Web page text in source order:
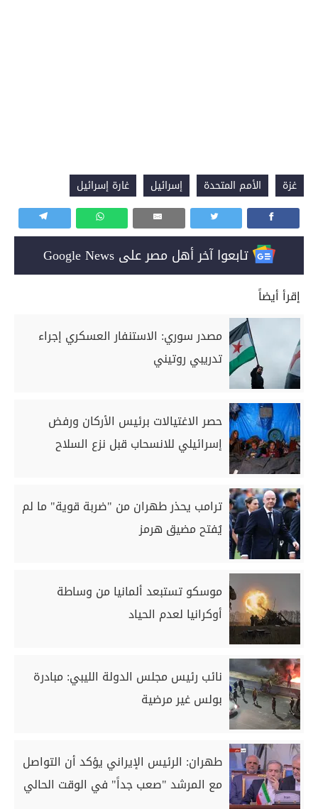
غزة الأمم المتحدة إسرائيل غارة إسرائيل
تابعوا آخر أهل مصر على Google News
إقرأ أيضاً
مصدر سوري: الاستنفار العسكري إجراء
تدريبي روتيني
حصر الاغتيالات برئيس الأركان ورفض
إسرائيلي للانسحاب قبل نزع السلاح
ترامب يحذر طهران من "ضربة قوية" ما لم
يُفتح مضيق هرمز
موسكو تستبعد ألمانيا من وساطة
أوكرانيا لعدم الحياد
نائب رئيس مجلس الدولة الليبي: مبادرة
بولس غير مرضية
طهران: الرئيس الإيراني يؤكد أن التواصل
مع المرشد "صعب جداً" في الوقت الحالي